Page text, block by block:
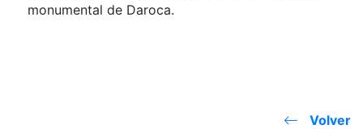
monumental de Daroca.
Volver